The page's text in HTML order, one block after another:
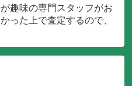
趣味の専門スタッフがお
った上で査定するので、